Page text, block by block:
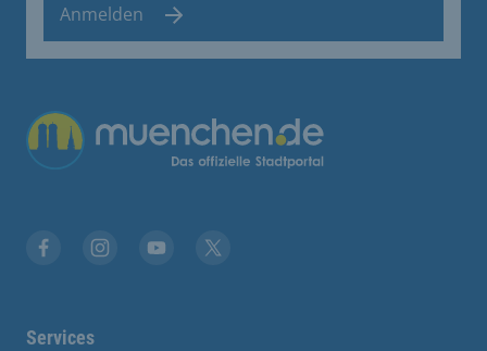
Anmelden
Übergreifende Links
Services